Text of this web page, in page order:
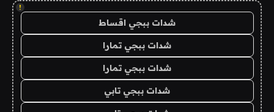
!
شدات ببجي اقساط
شدات ببجي تمارا
شدات ببجي تمارا
شدات ببجي تابي